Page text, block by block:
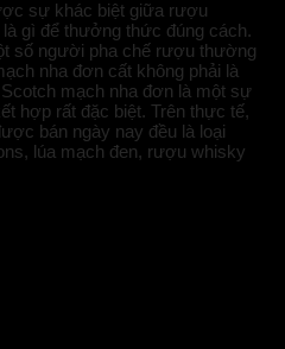
sự khác biệt giữa rượu
gì để thưởng thức đúng cách.
số người pha chế rượu thường
nha đơn cất không phải là
mạch nha đơn là một sự
hợp rất đặc biệt. Trên thực tế,
bán ngày nay đều là loại
lúa mạch đen, rượu whisky